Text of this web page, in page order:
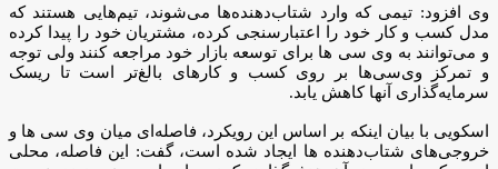
وی افزود: تیمی که وارد شتاب‌دهنده‌ها می‌شوند، تیم‌هایی هستند که
مدل کسب و کار خود را اعتبارسنجی کرده، مشتریان خود را پیدا کرده
و می‌توانند به وی سی ها برای توسعه بازار خود مراجعه کنند ولی توجه
و تمرکز وی‌سی‌ها بر روی کسب و کارهای بالغ‌تر است تا ریسک
سرمایه‌گذاری آنها کاهش یابد.
اسکویی با بیان اینکه بر اساس این رویکرد، فاصله‌ای میان وی سی ها و
خروجی‌های شتاب‌دهنده ها ایجاد شده است، گفت: این فاصله، محلی